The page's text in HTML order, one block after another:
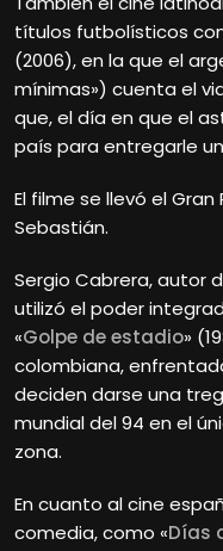
títulos futbolísticos
(2006), en la que el
mínimas») cuenta el
que, el día en que el
país para entregarle
El filme se llevó el
Sebastián.
Sergio Cabrera, autor
utilizó el poder
«Golpe de estadio»
colombiana,
deciden darse una
mundial del 94 en el
zona.
En cuanto al cine
comedia, como «Días